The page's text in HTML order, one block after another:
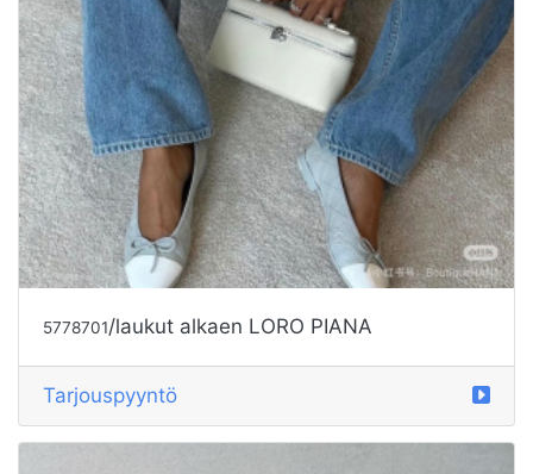
5778701/laukut alkaen LORO PIANA
Tarjouspyyntö